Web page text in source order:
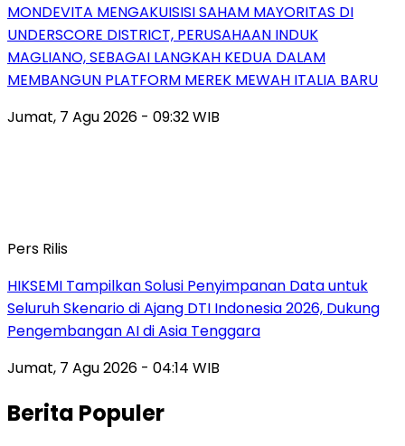
MONDEVITA MENGAKUISISI SAHAM MAYORITAS DI
UNDERSCORE DISTRICT, PERUSAHAAN INDUK
MAGLIANO, SEBAGAI LANGKAH KEDUA DALAM
MEMBANGUN PLATFORM MEREK MEWAH ITALIA BARU
Jumat, 7 Agu 2026 - 09:32 WIB
Pers Rilis
HIKSEMI Tampilkan Solusi Penyimpanan Data untuk
Seluruh Skenario di Ajang DTI Indonesia 2026, Dukung
Pengembangan AI di Asia Tenggara
Jumat, 7 Agu 2026 - 04:14 WIB
Berita Populer